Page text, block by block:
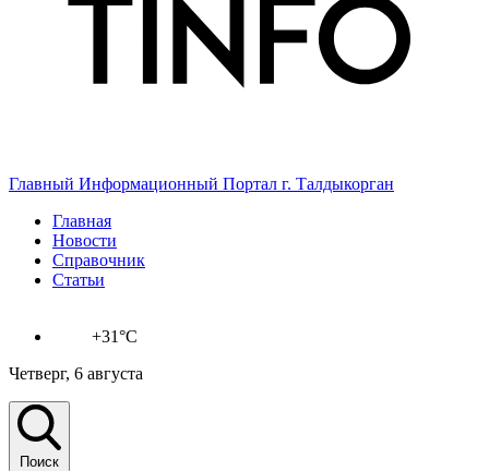
Главный Информационный Портал г. Талдыкорган
Главная
Новости
Справочник
Статьи
+31°C
Четверг, 6 августа
Поиск